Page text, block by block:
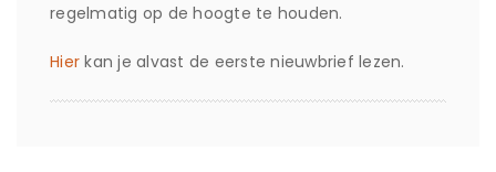
regelmatig op de hoogte te houden.
Hier kan je alvast de eerste nieuwbrief lezen.